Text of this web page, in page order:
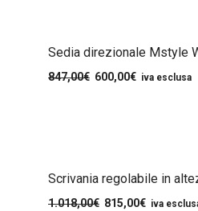
Sedia direzionale Mstyle
847,00€ 600,00€ iva esclusa
Scrivania regolabile in
1.018,00€ 815,00€ iva